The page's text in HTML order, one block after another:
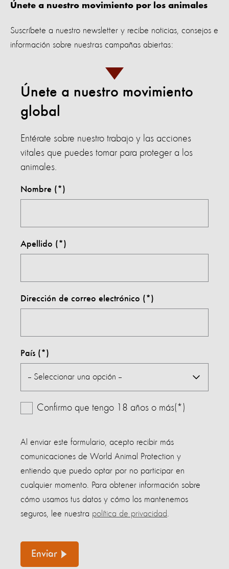
Únete a nuestro movimiento por los animales
Suscríbete a nuestro newsletter y recibe noticias, consejos e
información sobre nuestras campañas abiertas:
Únete a nuestro movimiento
global
Entérate sobre nuestro trabajo y las acciones
vitales que puedes tomar para proteger a los
animales.
Nombre
Apellido
Dirección de correo electrónico
País
Confirmo que tengo 18 años o más(*)
Al enviar este formulario, acepto recibir más
comunicaciones de World Animal Protection y
entiendo que puedo optar por no participar en
cualquier momento. Para obtener información sobre
cómo usamos tus datos y cómo los mantenemos
seguros, lee nuestra política de privacidad
Enviar